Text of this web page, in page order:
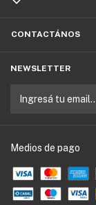
CONTACTÁNOS
NEWSLETTER
Medios de pago